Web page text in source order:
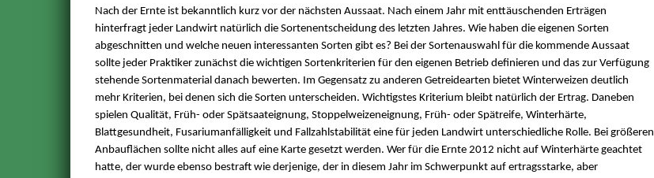
Nach der Ernte ist bekanntlich kurz vor der nächsten Aussaat. Nach einem Jahr mit enttäuschenden Erträgen
hinterfragt jeder Landwirt natürlich die Sortenentscheidung des letzten Jahres. Wie haben die eigenen Sorten
abgeschnitten und welche neuen interessanten Sorten gibt es? Bei der Sortenauswahl für die kommende Aussaat
sollte jeder Praktiker zunächst die wichtigen Sortenkriterien für den eigenen Betrieb definieren und das zur Verfügung
stehende Sortenmaterial danach bewerten. Im Gegensatz zu anderen Getreidearten bietet Winterweizen deutlich
mehr Kriterien, bei denen sich die Sorten unterscheiden. Wichtigstes Kriterium bleibt natürlich der Ertrag. Daneben
spielen Qualität, Früh- oder Spätsaateignung, Stoppelweizeneignung, Früh- oder Spätreife, Winterhärte,
Blattgesundheit, Fusariumanfälligkeit und Fallzahlstabilität eine für jeden Landwirt unterschiedliche Rolle. Bei größeren
Anbauflächen sollte nicht alles auf eine Karte gesetzt werden. Wer für die Ernte 2012 nicht auf Winterhärte geachtet
hatte, der wurde ebenso bestraft wie derjenige, der in diesem Jahr im Schwerpunkt auf ertragsstarke, aber